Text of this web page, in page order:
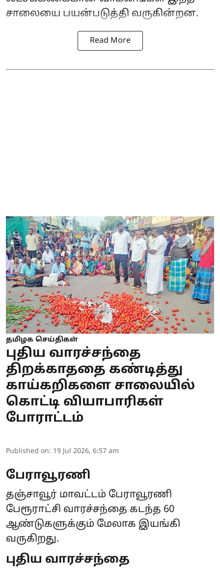
சாலையை பயன்படுத்தி வருகின்றன.
Read More
தமிழக செய்திகள்
புதிய வாரச்சந்தை
திறக்காததை கண்டித்து
காய்கறிகளை சாலையில்
கொட்டி வியாபாரிகள்
போராட்டம்
Published on: 19 Jul 2026, 6:57 am
பேராவூரணி
தஞ்சாவூர் மாவட்டம் பேராவூரணி
பேரூராட்சி வாரச்சந்தை கடந்த 60
ஆண்டுகளுக்கும் மேலாக இயங்கி
வருகிறது.
புதிய வாரச்சந்தை